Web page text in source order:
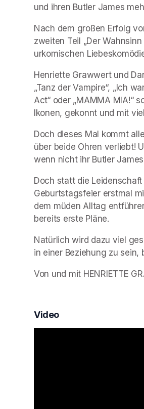
und ihren Butler James
Nach dem großen Erfolg
zweiten Teil „Der
urkomischen
Henriette Grawwert und
„Tanz der Vampire“, „Ich
Act“ oder „MAMMA MIA!“
Ikonen, gekonnt und mit
Doch dieses Mal kommt
über beide Ohren verliebt!
wenn nicht ihr Butler
Doch statt die
Geburtstagsfeier erstmal
dem müden Alltag
bereits erste Pläne.
Natürlich wird dazu viel
in einer Beziehung zu
Von und mit HENRIETTE
Video